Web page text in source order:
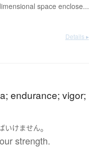
space enclose...
Details ▸
endurance; vigor;
いけません。
strength.